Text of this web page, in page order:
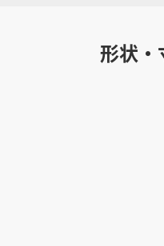
形状・